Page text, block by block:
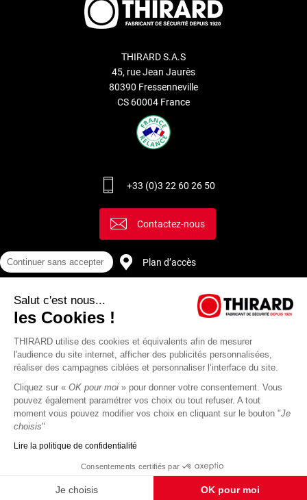
THIRARD S.A.S
45, rue Jean Jaurès
80390 Fressenneville
CS 60004 France
+33 (0)3 22 60 26 50
Contactez-nous
Plan d’accès
protection des
Thirard
de
Continuer sans accepter
Salut c'est nous...
les Cookies !
THIRARD utilise des cookies et équivalents afin de mesurer
l'audience du site internet, afficher des publicités personnalisées,
réaliser des campagnes ciblées et personnaliser l’interface du site.
Cliquez sur « OK pour moi » pour donner votre consentement. Vous
pouvez également paramétrer vos choix ou tout refuser. A tout
moment vous pouvez modifier vos choix en cliquant sur le bouton "Je
choisis"
Lire la politique de confidentialité
Consentements certifiés par
Je choisis OK pour moi